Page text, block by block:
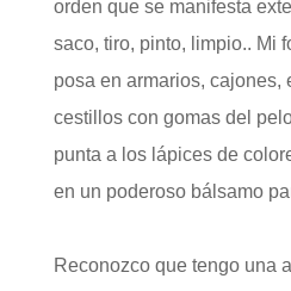
orden que se manifesta
saco, tiro, pinto, limpio.. Mi
posa en armarios, cajones,
cestillos con gomas del
punta a los lápices de
en un poderoso bálsamo
Reconozco que tengo una